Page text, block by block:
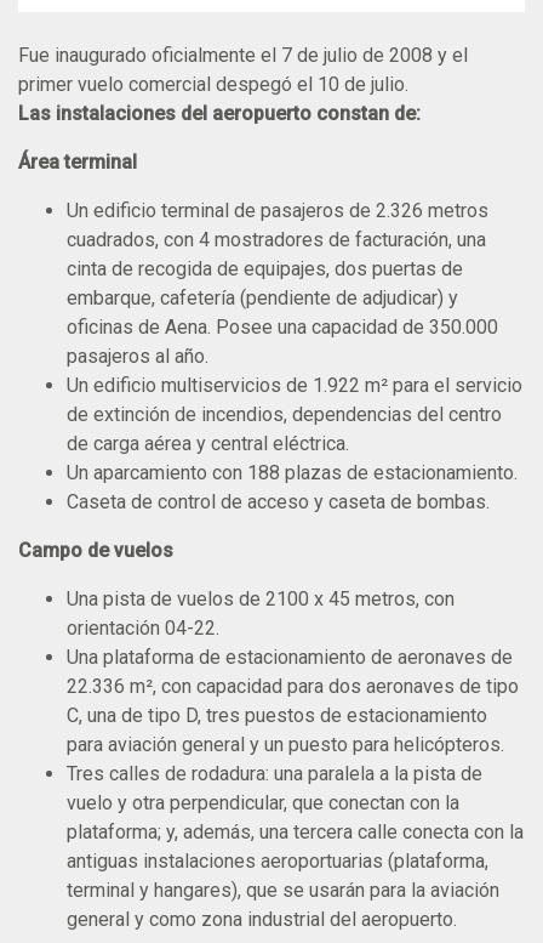
Fue inaugurado oficialmente el 7 de julio de 2008 y el
primer vuelo comercial despegó el 10 de julio.
Las instalaciones del aeropuerto constan de:
Área terminal
Un edificio terminal de pasajeros de 2.326 metros
cuadrados, con 4 mostradores de facturación, una
cinta de recogida de equipajes, dos puertas de
embarque, cafetería (pendiente de adjudicar) y
oficinas de Aena. Posee una capacidad de 350.000
pasajeros al año.
Un edificio multiservicios de 1.922 m² para el servicio
de extinción de incendios, dependencias del centro
de carga aérea y central eléctrica.
Un aparcamiento con 188 plazas de estacionamiento.
Caseta de control de acceso y caseta de bombas.
Campo de vuelos
Una pista de vuelos de 2100 x 45 metros, con
orientación 04-22.
Una plataforma de estacionamiento de aeronaves de
22.336 m², con capacidad para dos aeronaves de tipo
C, una de tipo D, tres puestos de estacionamiento
para aviación general y un puesto para helicópteros.
Tres calles de rodadura: una paralela a la pista de
vuelo y otra perpendicular, que conectan con la
plataforma; y, además, una tercera calle conecta con la
antiguas instalaciones aeroportuarias (plataforma,
terminal y hangares), que se usarán para la aviación
general y como zona industrial del aeropuerto.